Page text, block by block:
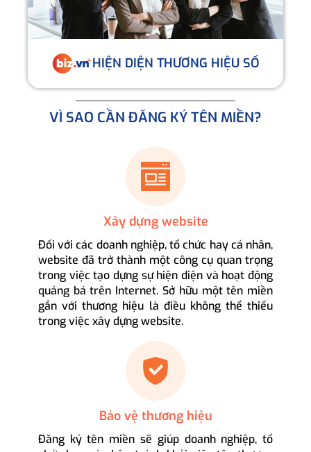
HIỆN DIỆN THƯƠNG HIỆU SỐ
VÌ SAO CẦN ĐĂNG KÝ TÊN MIỀN?
Xây dựng website
Đối với các doanh nghiệp, tổ chức hay cá nhân,
website đã trở thành một công cụ quan trọng
trong việc tạo dựng sự hiện diện và hoạt động
quảng bá trên Internet. Sở hữu một tên miền
gắn với thương hiệu là điều không thể thiếu
trong việc xây dựng website.
Bảo vệ thương hiệu
Đăng ký tên miền sẽ giúp doanh nghiệp, tổ